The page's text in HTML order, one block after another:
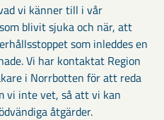
vi känner till i vår
blivit sjuka och när, att
som inleddes en
Vi har kontaktat Region
i Norrbotten för att reda
vi inte vet, så att vi kan
åtgärder.